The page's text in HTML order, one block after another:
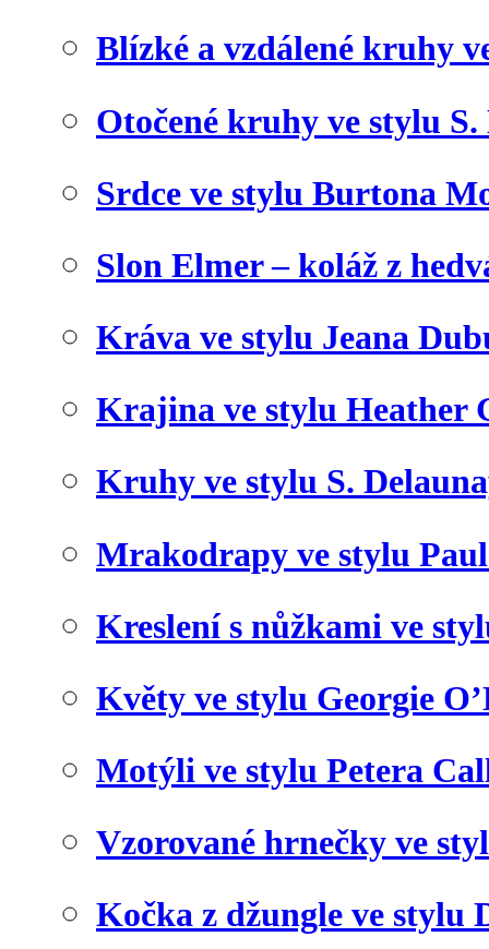
Blízké a vzdálené kruhy
Otočené kruhy ve stylu S.
Srdce ve stylu Burtona
Slon Elmer – koláž z
Kráva ve stylu Jeana
Krajina ve stylu Heather
Kruhy ve stylu S.
Mrakodrapy ve stylu
Kreslení s nůžkami ve
Květy ve stylu Georgie
Motýli ve stylu Petera
Vzorované hrnečky ve
Kočka z džungle ve stylu